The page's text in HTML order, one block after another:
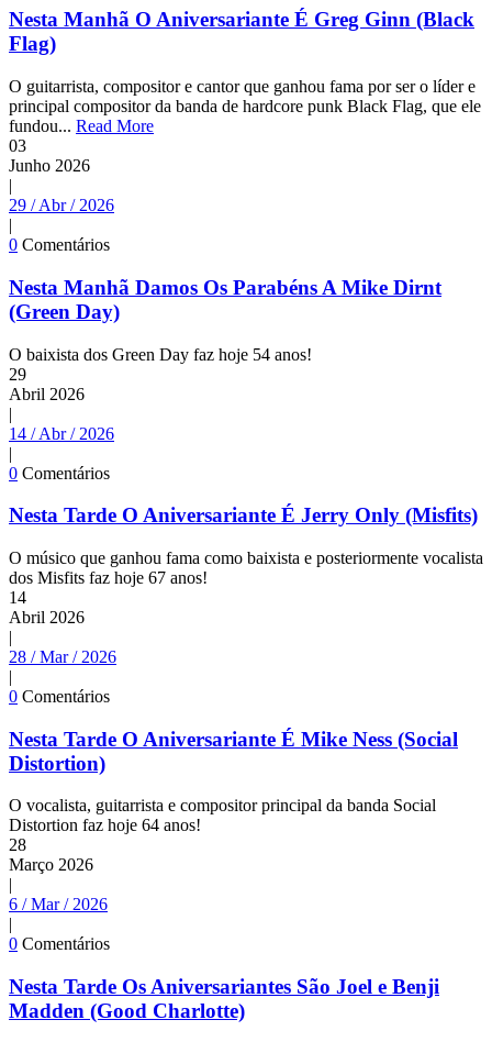
Nesta Manhã O Aniversariante É Greg Ginn (Black
Flag)
O guitarrista, compositor e cantor que ganhou fama por ser o líder e
principal compositor da banda de hardcore punk Black Flag, que ele
fundou... Read More
03
Junho 2026
|
29 / Abr / 2026
|
0 Comentários
Nesta Manhã Damos Os Parabéns A Mike Dirnt
(Green Day)
O baixista dos Green Day faz hoje 54 anos!
29
Abril 2026
|
14 / Abr / 2026
|
0 Comentários
Nesta Tarde O Aniversariante É Jerry Only (Misfits)
O músico que ganhou fama como baixista e posteriormente vocalista
dos Misfits faz hoje 67 anos!
14
Abril 2026
|
28 / Mar / 2026
|
0 Comentários
Nesta Tarde O Aniversariante É Mike Ness (Social
Distortion)
O vocalista, guitarrista e compositor principal da banda Social
Distortion faz hoje 64 anos!
28
Março 2026
|
6 / Mar / 2026
|
0 Comentários
Nesta Tarde Os Aniversariantes São Joel e Benji
Madden (Good Charlotte)